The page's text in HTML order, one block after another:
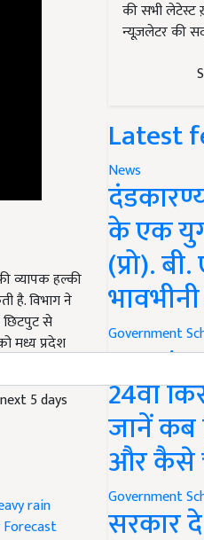
हल्की
है. विभाग ने
छिटपुट से
प्रदेश
5 days
की सभी लेटेस्ट
न्यूज़लेटर की
Latest
News
के एक
(प्रो).
Government
PM
24वीं
जानें कब
और कैसे
Government
सरकार